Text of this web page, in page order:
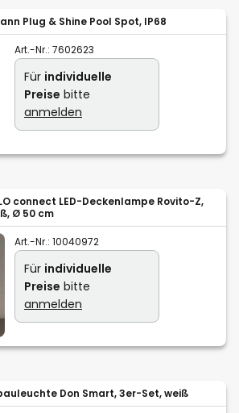
Plug & Shine Pool Spot, IP68
Art.-Nr.: 7602623
Für individuelle
Preise bitte
anmelden
connect LED-Deckenlampe Rovito-Z,
Ø 50 cm
Art.-Nr.: 10040972
Für individuelle
Preise bitte
anmelden
Don Smart, 3er-Set, weiß